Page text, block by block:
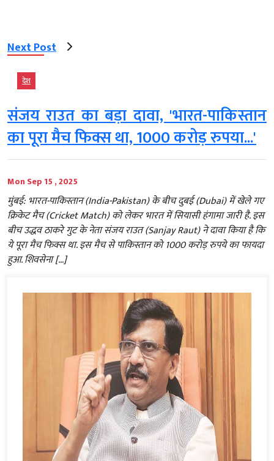
Next Post
देश
संजय राउत का बड़ा दावा, 'भारत-पाकिस्तान
का पूरा मैच फिक्स था, 1000 करोड़ रुपया...'
Mon Sep 15 , 2025
मुंबई: भारत-पाकिस्तान (India-Pakistan) के बीच दुबई (Dubai) में खेले गए
क्रिकेट मैच (Cricket Match) को लेकर भारत में सियासी हंगामा जारी है. इस
बीच उद्धव ठाकरे गुट के नेता संजय राउत (Sanjay Raut) ने दावा किया है कि
ये पूरा मैच फिक्स था. इस मैच से पाकिस्तान को 1000 करोड़ रुपये का फायदा
हुआ. शिवसेना […]